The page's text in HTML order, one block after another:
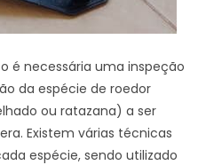
é necessária uma inspeção
da espécie de roedor
ou ratazana) a ser
Existem várias técnicas
espécie, sendo utilizado